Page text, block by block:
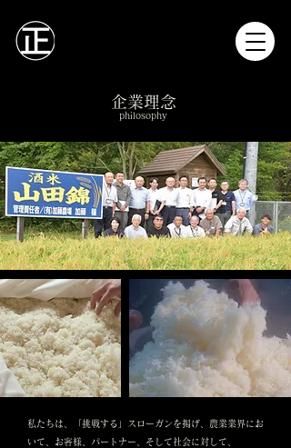
philosophy
企業理念
私たちは、「挑戦する」スローガンを掲げ、農業業界にお
いて、お客様、パートナー、そして社会に対して、